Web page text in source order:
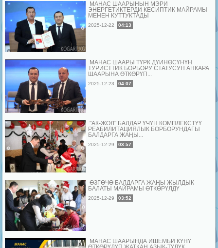
МАНАС ШААРЫНЫН МЭРИ
ЭНЕРГЕТИКТЕРДИ КЕСИПТИК МАЙРАМЫ
МЕНЕН КУТТУКТАДЫ
2025-12-22 04:13
МАНАС ШААРЫ ТҮРК ДҮЙНӨСҮНҮН
ТУРИСТТИК БОРБОРУ СТАТУСУН АНКАРА
ШААРЫНА ӨТКӨРҮП...
2025-12-23 04:07
"АК-ЖОЛ" БАЛДАР ҮЧҮН КОМПЛЕКСТҮҮ
РЕАБИЛИТАЦИЯЛЫК БОРБОРУНДАГЫ
БАЛДАРГА ЖАҢЫ...
2025-12-29 03:57
ӨЗГӨЧӨ БАЛДАРГА ЖАҢЫ ЖЫЛДЫК
БАЛАТЫ МАЙРАМЫ ӨТКӨРҮЛДҮ
2025-12-29 03:52
МАНАС ШААРЫНДА ИШЕМБИ КҮНҮ